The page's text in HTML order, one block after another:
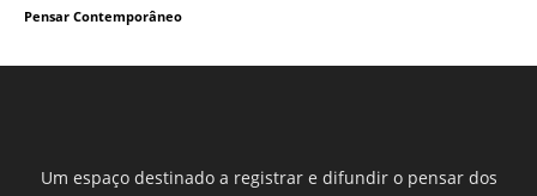
Pensar Contemporâneo
Um espaço destinado a registrar e difundir o pensar dos